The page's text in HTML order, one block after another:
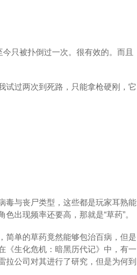
只被扑倒过一次。很有效的。而且
试过两次到死路，只能拿枪硬刚，它
毒与丧尸类型，这些都是玩家耳熟能
出现频率还要高，那就是“草药”。
简单的草药竟然能够包治百病，但是
《生化危机：暗黑历代记》中，有一
拉公司对其进行了研究，但是为何到